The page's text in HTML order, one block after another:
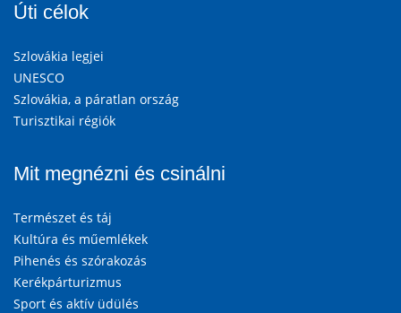
Úti célok
Szlovákia legjei
UNESCO
Szlovákia, a páratlan ország
Turisztikai régiók
Mit megnézni és csinálni
Természet és táj
Kultúra és műemlékek
Pihenés és szórakozás
Kerékpárturizmus
Sport és aktív üdülés